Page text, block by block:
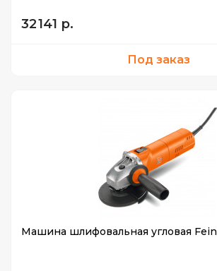
32 141 р.
Под заказ
Машина шлифовальная угловая Fein